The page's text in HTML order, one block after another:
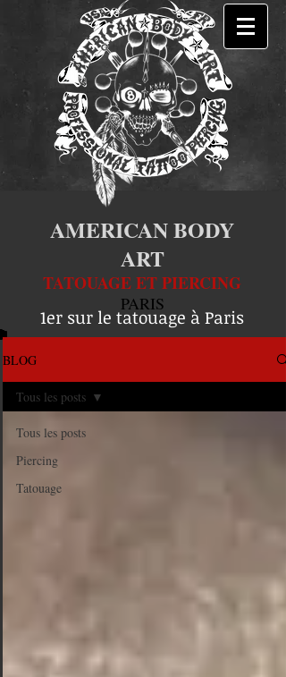
AMERICAN BODY
ART
TATOUAGE ET PIERCING
PARIS
1er sur le tatouage à Paris
BLOG
Tous les posts
Piercing
Tatouage
Tous les posts